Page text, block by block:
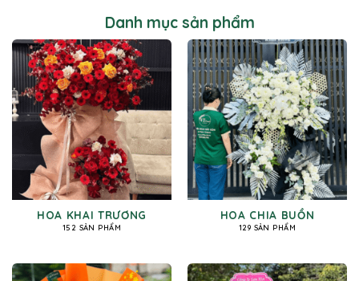
Danh mục sản phẩm
HOA KHAI TRƯƠNG
152 SẢN PHẨM
HOA CHIA BUỒN
129 SẢN PHẨM